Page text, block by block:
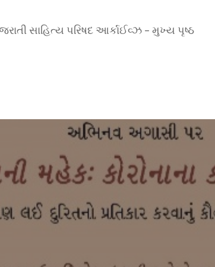
સાહિત્ય પરિષદ આર્કાઈવ્ઝ – મુખ્ય પૃષ્ઠ